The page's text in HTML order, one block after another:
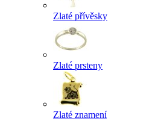
Zlaté přívěsky
Zlaté prsteny
Zlaté znamení